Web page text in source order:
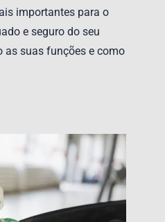
importantes para o
e seguro do seu
as suas funções e como